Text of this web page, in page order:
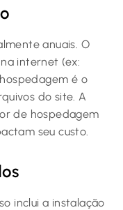
anuais. O
internet (ex:
é o
do site. A
de hospedagem
seu custo.
inclui a instalação